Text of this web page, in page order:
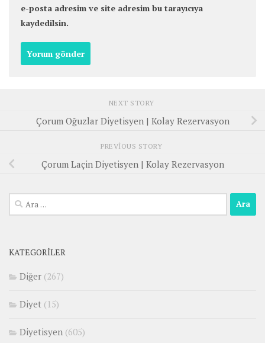
e-posta adresim ve site adresim bu tarayıcıya
kaydedilsin.
NEXT STORY
Çorum Oğuzlar Diyetisyen | Kolay Rezervasyon
PREVIOUS STORY
Çorum Laçin Diyetisyen | Kolay Rezervasyon
Arama:
KATEGORILER
Diğer (267)
Diyet (15)
Diyetisyen (605)